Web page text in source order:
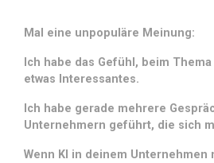
Mal eine unpopuläre Meinung:
Ich habe das Gefühl, beim
etwas Interessantes.
Ich habe gerade mehrere
Unternehmern geführt, die sich
Wenn KI in deinem